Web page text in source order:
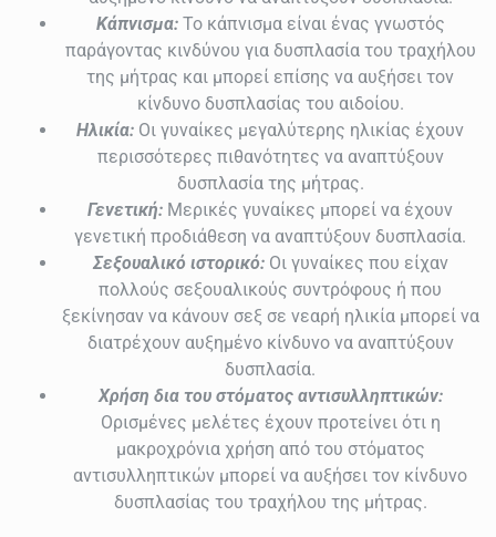
Κάπνισμα:Το κάπνισμα είναι ένας γνωστός
παράγοντας κινδύνου για δυσπλασία του τραχήλου
της μήτρας και μπορεί επίσης να αυξήσει τον
κίνδυνο δυσπλασίας του αιδοίου.
Ηλικία: Οι γυναίκες μεγαλύτερης ηλικίας έχουν
περισσότερες πιθανότητες να αναπτύξουν
δυσπλασία της μήτρας.
Γενετική: Μερικές γυναίκες μπορεί να έχουν
γενετική προδιάθεση να αναπτύξουν δυσπλασία.
Σεξουαλικό ιστορικό:Οι γυναίκες που είχαν
πολλούς σεξουαλικούς συντρόφους ή που
ξεκίνησαν να κάνουν σεξ σε νεαρή ηλικία μπορεί να
διατρέχουν αυξημένο κίνδυνο να αναπτύξουν
δυσπλασία.
Χρήση δια του στόματος αντισυλληπτικών:
Ορισμένες μελέτες έχουν προτείνει ότι η
μακροχρόνια χρήση από του στόματος
αντισυλληπτικών μπορεί να αυξήσει τον κίνδυνο
δυσπλασίας του τραχήλου της μήτρας.